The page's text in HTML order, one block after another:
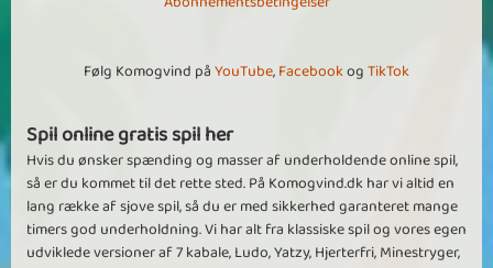
Følg Komogvind påYouTube,FacebookogTikTok
Spil online gratis spil her
Hvis du ønsker spænding og masser af underholdende online spil,
så er du kommet til det rette sted. På Komogvind.dk har vi altid en
lang række af sjove spil, så du er med sikkerhed garanteret mange
timers god underholdning. Vi har alt fra klassiske spil og vores egen
udviklede versioner af 7 kabale, Ludo, Yatzy, Hjerterfri, Minestryger,